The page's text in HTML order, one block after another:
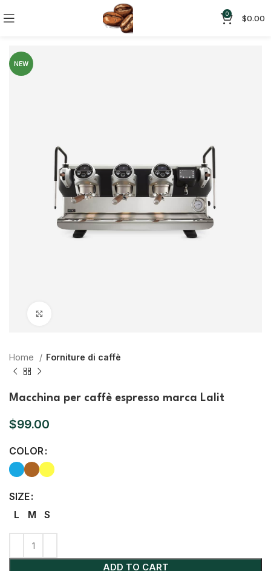
0 $0.00
NEW
Home Forniture di caffè
Macchina per caffè espresso marca Lalit
$99.00
COLOR
SIZE
L
M S
ADD TO CART